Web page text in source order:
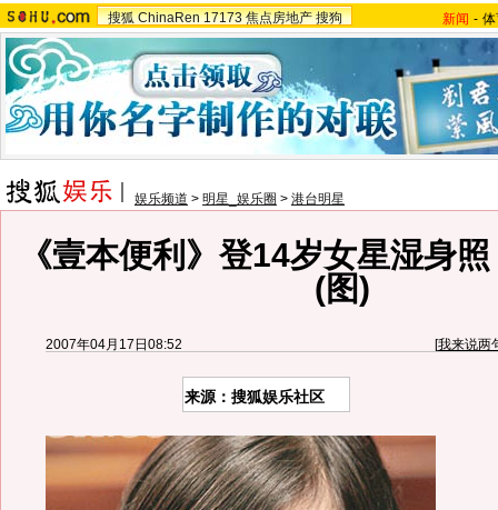
搜狐 ChinaRen 17173 焦点房地产 搜狗 新闻 -
娱乐频道 > 明星_娱乐圈 > 港台明星
《壹本便利》登14岁女星湿身
(图)
2007年04月17日08:52 [我来说两
来源：搜狐娱乐社区